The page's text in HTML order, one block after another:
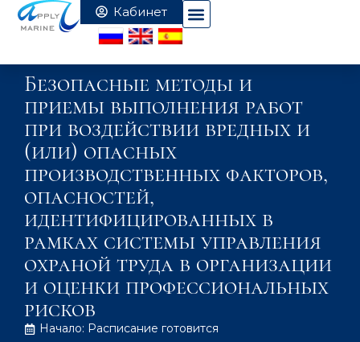
Безопасные методы и
приемы выполнения работ
при воздействии вредных и
(или) опасных
производственных факторов,
опасностей,
идентифицированных в
рамках системы управления
охраной труда в организации
и оценки профессиональных
рисков
Начало: Расписание готовится